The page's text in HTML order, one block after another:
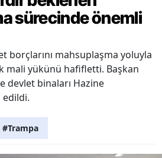
sürecinde önemli
borçlarını mahsuplaşma yoluyla
mali yükünü hafifletti. Başkan
devlet binaları Hazine
edildi.
#Trampa